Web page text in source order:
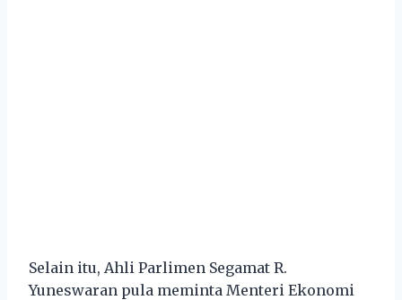
Selain itu, Ahli Parlimen Segamat R.
Yuneswaran pula meminta Menteri Ekonomi